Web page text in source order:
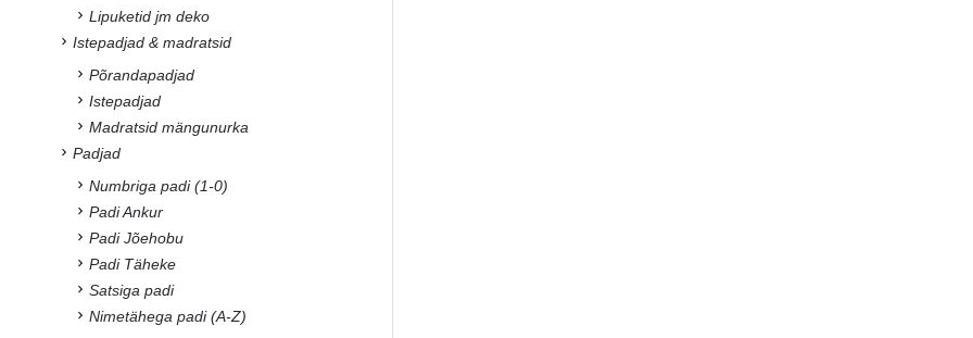
Lipuketid jm deko
Istepadjad & madratsid
Põrandapadjad
Istepadjad
Madratsid mängunurka
Padjad
Numbriga padi (1-0)
Padi Ankur
Padi Jõehobu
Padi Täheke
Satsiga padi
Nimetähega padi (A-Z)